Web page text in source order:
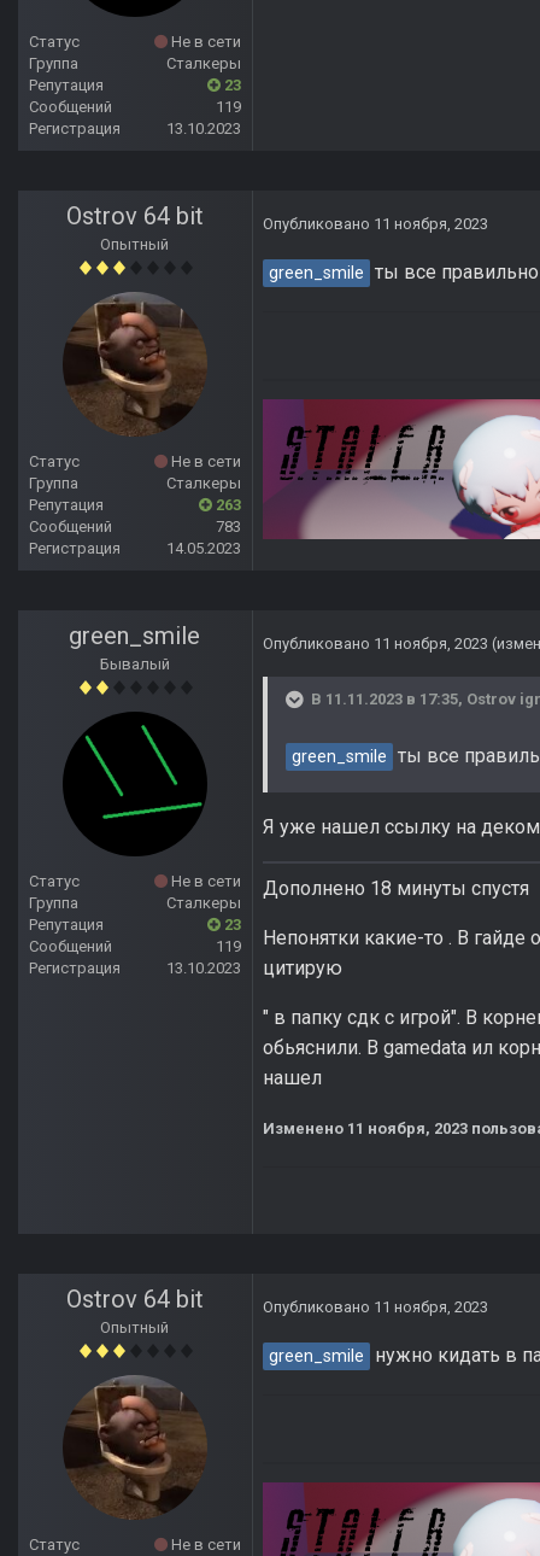
Статус
Не в сети
Группа
Сталкеры
Репутация
23
Сообщений
119
Регистрация
13.10.2023
Ostrov 64 bit
Опытный
Статус
Не в сети
Группа
Сталкеры
Репутация
263
Сообщений
783
Регистрация
14.05.2023
Опубликовано 11 ноября, 2023
green_smile ты все правильно
green_smile
Бывалый
Статус
Не в сети
Группа
Сталкеры
Репутация
23
Сообщений
119
Регистрация
13.10.2023
Опубликовано 11 ноября, 2023
В 11.11.2023 в 17:35, Ostrov
green_smile ты все
Я уже нашел ссылку на
Дополнено 18 минуты спустя
Непонятки какие-то . В гайде
цитирую
" в папку сдк с игрой". В
обьяснили. В gamedata ил
нашел
Изменено 11 ноября, 2023
Ostrov 64 bit
Опытный
Статус
Не в сети
Опубликовано 11 ноября, 2023
green_smile нужно кидать в